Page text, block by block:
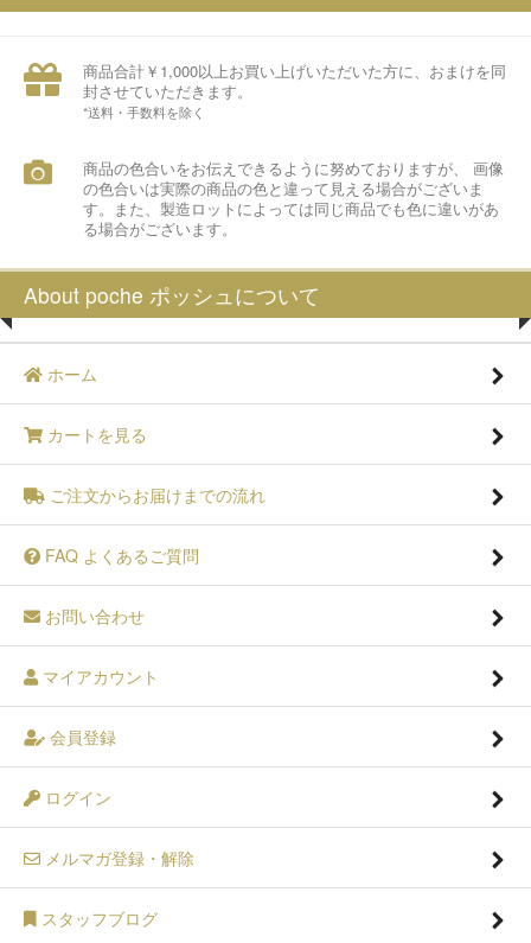
商品合計￥1,000以上お買い上げいただいた方に、おまけを同
封させていただきます。
*送料・手数料を除く
商品の色合いをお伝えできるように努めておりますが、 画像
の色合いは実際の商品の色と違って見える場合がございま
す。また、製造ロットによっては同じ商品でも色に違いがあ
る場合がございます。
About poche ポッシュについて
ホーム
カートを見る
ご注文からお届けまでの流れ
FAQ よくあるご質問
お問い合わせ
マイアカウント
会員登録
ログイン
メルマガ登録・解除
スタッフブログ